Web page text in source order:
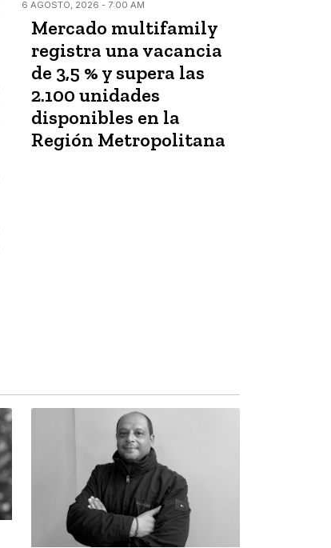
6 AGOSTO, 2026 - 7:00 AM
Mercado multifamily
registra una vacancia
de 3,5 % y supera las
2.100 unidades
disponibles en la
Región Metropolitana